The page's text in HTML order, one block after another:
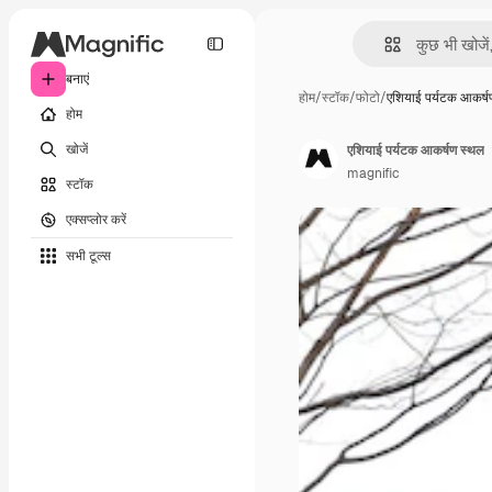
बनाएं
होम
खोजें
स्टॉक
एक्सप्लोर करें
सभी टूल्‍स
होम/स्टॉक/फोटो/एशियाई पर्यटक
एशियाई पर्यटक आकर्षण स्थल
magnific